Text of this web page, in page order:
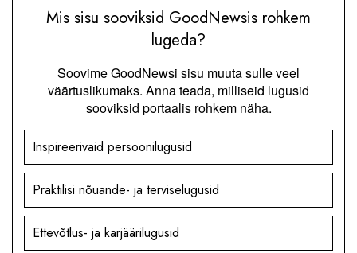
Mis sisu sooviksid GoodNewsis rohkem
lugeda?
Soovime GoodNewsi sisu muuta sulle veel
väärtuslikumaks. Anna teada, milliseid lugusid
sooviksid portaalis rohkem näha.
Inspireerivaid persoonilugusid
Praktilisi nõuande- ja terviselugusid
Ettevõtlus- ja karjäärilugusid